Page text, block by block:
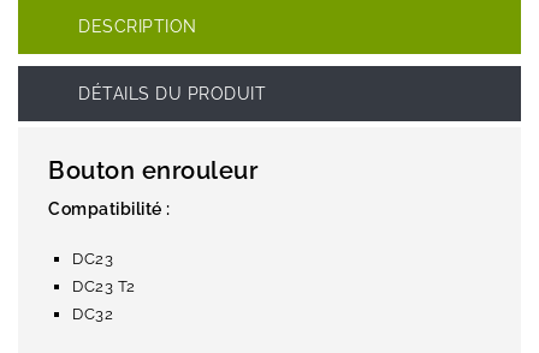
DESCRIPTION
DÉTAILS DU PRODUIT
Bouton enrouleur
Compatibilité :
DC23
DC23 T2
DC32